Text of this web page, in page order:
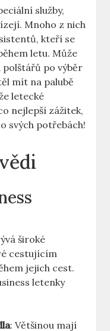
služby,
Mnoho z nich
kteří se
letu. Může
po výběr
mít na palubě
letecké
nejlepší zážitek,
svých potřebách!
široké
cestujícím
jejich cest.
letenky
: Většinou mají